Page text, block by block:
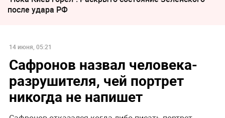
после удара РФ
14 июня, 05:21
Сафронов назвал человека-
разрушителя, чей портрет
никогда не напишет